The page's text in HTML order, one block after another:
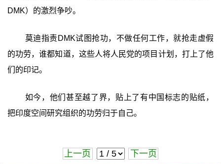
DMK）的激烈争吵。
莫迪指责DMK试图抢功，不做任何工作，就抢走虚假
的功劳，谁都知道，这些人将人民党的项目计划，打上了他
们的印记。
如今，他们甚至越了界，贴上了有中国标志的贴纸，
把印度空间研究组织的功劳归于自己。
上一页 下一页